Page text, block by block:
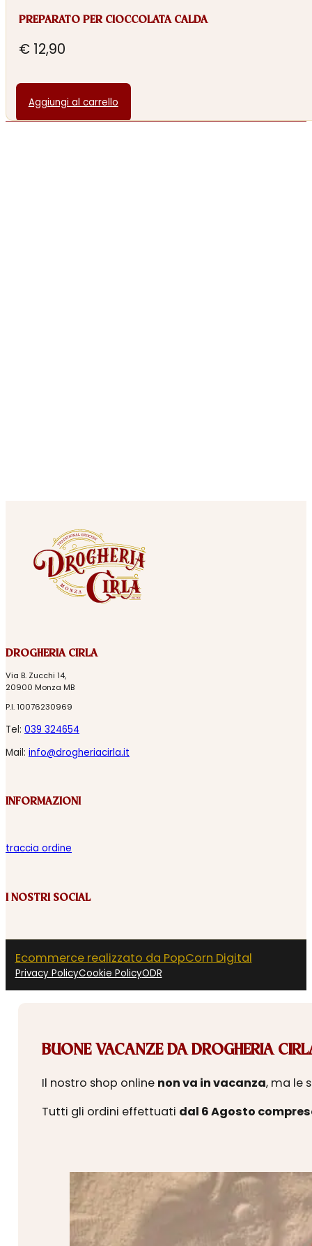
PREPARATO PER CIOCCOLATA CALDA
€ 12,90
Aggiungi al carrello
DROGHERIA CIRLA
Via B. Zucchi 14,
20900 Monza MB
P.I. 10076230969
Tel: 039 324654
Mail: info@drogheriacirla.it
INFORMAZIONI
traccia ordine
I NOSTRI SOCIAL
Ecommerce realizzato da PopCorn Digital
Privacy PolicyCookie PolicyODR
BUONE VACANZE DA DROGHERIA
Il nostro shop online non va in vacanza, ma le
Tutti gli ordini effettuati dal 6 Agosto